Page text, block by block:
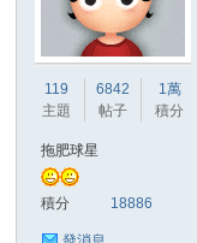
119
主題
6842
帖子
1萬
積分
拖肥球星
積分 18886